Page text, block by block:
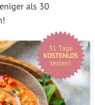
als 30
31 Tage
KOSTENLOS
testen!